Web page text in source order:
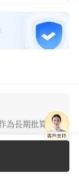
為長期批算、